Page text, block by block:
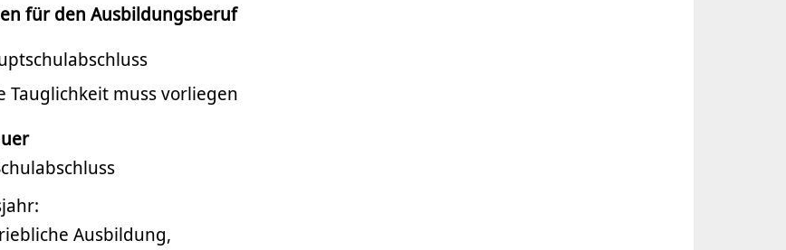
für den Ausbildungsberuf
Tauglichkeit muss vorliegen
Ausbildung,